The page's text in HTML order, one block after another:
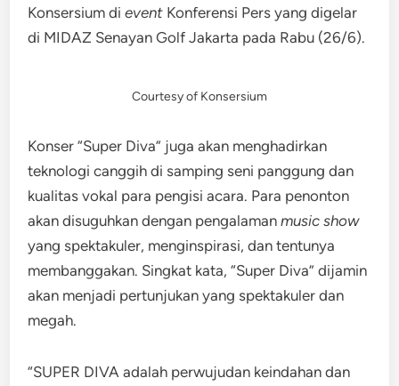
Konsersium dievent Konferensi Pers yang digelar
di MIDAZ Senayan Golf Jakarta pada Rabu (26/6).
Courtesy of Konsersium
Konser “Super Diva” juga akan menghadirkan
teknologi canggih di samping seni panggung dan
kualitas vokal para pengisi acara. Para penonton
akan disuguhkan dengan pengalamanmusic show
yang spektakuler, menginspirasi, dan tentunya
membanggakan. Singkat kata, “Super Diva” dijamin
akan menjadi pertunjukan yang spektakuler dan
megah.
“SUPER DIVA adalah perwujudan keindahan dan